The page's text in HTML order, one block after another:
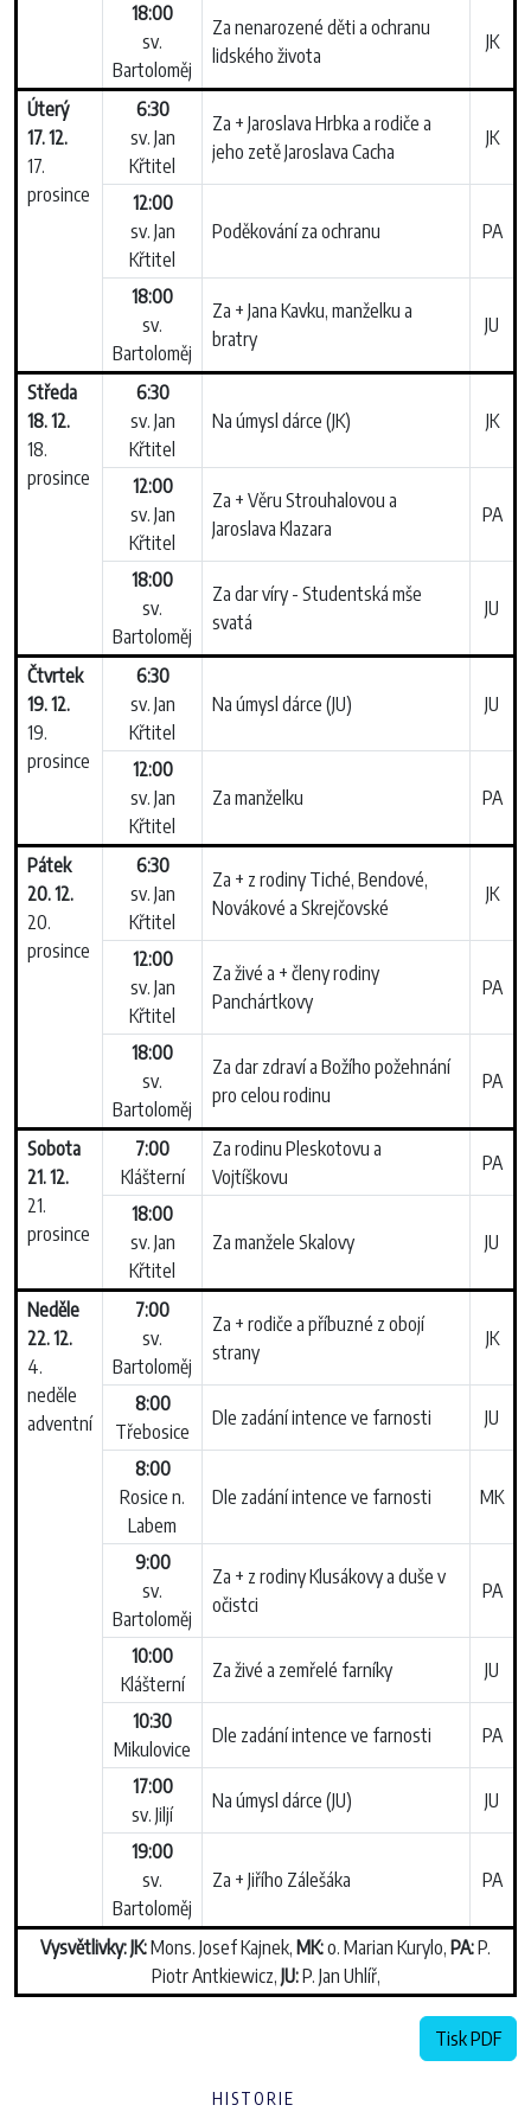
18:00
sv.
Bartoloměj
Za nenarozené děti a ochranu
lidského života
JK
Úterý
17. 12.
17.
prosince
6:30
sv. Jan
Křtitel
Za + Jaroslava Hrbka a rodiče a
jeho zetě Jaroslava Cacha
JK
12:00
sv. Jan
Křtitel
Poděkování za ochranu PA
18:00
sv.
Bartoloměj
Za + Jana Kavku, manželku a
bratry
JU
Středa
18. 12.
18.
prosince
6:30
sv. Jan
Křtitel
Na úmysl dárce (JK) JK
12:00
sv. Jan
Křtitel
Za + Věru Strouhalovou a
Jaroslava Klazara
PA
18:00
sv.
Bartoloměj
Za dar víry - Studentská mše
svatá
JU
Čtvrtek
19. 12.
19.
prosince
6:30
sv. Jan
Křtitel
Na úmysl dárce (JU) JU
12:00
sv. Jan
Křtitel
Za manželku PA
Pátek
20. 12.
20.
prosince
6:30
sv. Jan
Křtitel
Za + z rodiny Tiché, Bendové,
Novákové a Skrejčovské
JK
12:00
sv. Jan
Křtitel
Za živé a + členy rodiny
Panchártkovy
PA
18:00
sv.
Bartoloměj
Za dar zdraví a Božího požehnání
pro celou rodinu
PA
Sobota
21. 12.
21.
prosince
7:00
Klášterní
Za rodinu Pleskotovu a
Vojtíškovu
PA
18:00
sv. Jan
Křtitel
Za manžele Skalovy JU
Neděle
22. 12.
4.
neděle
adventní
7:00
sv.
Bartoloměj
Za + rodiče a příbuzné z obojí
strany
JK
8:00
Třebosice
Dle zadání intence ve farnosti JU
8:00
Rosice n.
Labem
Dle zadání intence ve farnosti MK
9:00
sv.
Bartoloměj
Za + z rodiny Klusákovy a duše v
očistci
PA
10:00
Klášterní
Za živé a zemřelé farníky JU
10:30
Mikulovice
Dle zadání intence ve farnosti PA
17:00
sv. Jiljí
Na úmysl dárce (JU) JU
19:00
sv.
Bartoloměj
Za + Jiřího Zálešáka PA
Vysvětlivky:JK:Mons. Josef Kajnek, MK:o. Marian Kurylo, PA:P.
Piotr Antkiewicz, JU:P. Jan Uhlíř,
Tisk PDF
HISTORIE